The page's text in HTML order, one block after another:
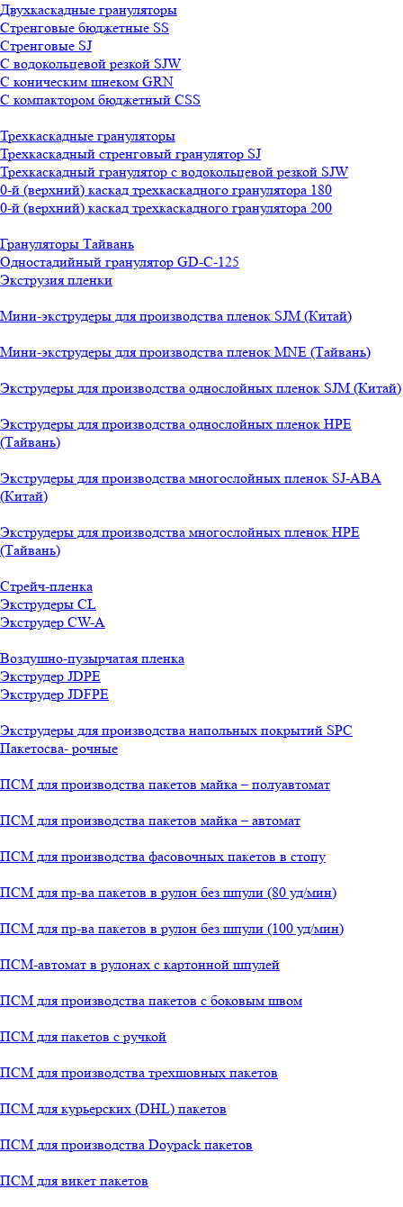
Двухкаскадные грануляторы
Стренговые бюджетные SS
Стренговые SJ
С водокольцевой резкой SJW
С коническим шнеком GRN
С компактором бюджетный CSS
Трехкаскадные грануляторы
Трехкаскадный стренговый гранулятор SJ
Трехкаскадный гранулятор с водокольцевой резкой SJW
0-й (верхний) каскад трехкаскадного гранулятора 180
0-й (верхний) каскад трехкаскадного гранулятора 200
Грануляторы Тайвань
Одностадийный гранулятор GD-C-125
Экструзия пленки
Мини-экструдеры для производства пленок SJM (Китай)
Мини-экструдеры для производства пленок MNE (Тайвань)
Экструдеры для производства однослойных пленок SJM (Китай)
Экструдеры для производства однослойных пленок HPE
(Тайвань)
Экструдеры для производства многослойных пленок SJ-ABA
(Китай)
Экструдеры для производства многослойных пленок HPE
(Тайвань)
Стрейч-пленка
Экструдеры CL
Экструдер CW-A
Воздушно-пузырчатая пленка
Экструдер JDPE
Экструдер JDFPE
Экструдеры для производства напольных покрытий SPC
Пакетосва- рочные
ПСМ для производства пакетов майка – полуавтомат
ПСМ для производства пакетов майка – автомат
ПСМ для производства фасовочных пакетов в стопу
ПСМ для пр-ва пакетов в рулон без шпули (80 уд/мин)
ПСМ для пр-ва пакетов в рулон без шпули (100 уд/мин)
ПСМ-автомат в рулонах с картонной шпулей
ПСМ для производства пакетов с боковым швом
ПСМ для пакетов с ручкой
ПСМ для производства трехшовных пакетов
ПСМ для курьерских (DHL) пакетов
ПСМ для производства Doypack пакетов
ПСМ для викет пакетов